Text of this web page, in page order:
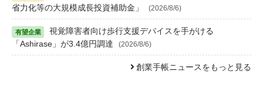
省力化等の大規模成長投資補助金」
(2026/8/6)
視覚障害者向け歩行支援デバイスを手がける
「Ashirase」が3.4億円調達
(2026/8/6)
創業手帳ニュースをもっと見る